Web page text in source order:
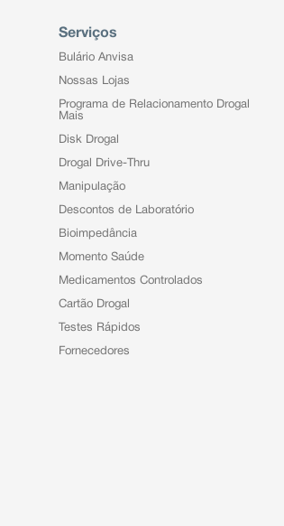
Serviços
Bulário Anvisa
Nossas Lojas
Programa de Relacionamento Drogal
Mais
Disk Drogal
Drogal Drive-Thru
Manipulação
Descontos de Laboratório
Bioimpedância
Momento Saúde
Medicamentos Controlados
Cartão Drogal
Testes Rápidos
Fornecedores